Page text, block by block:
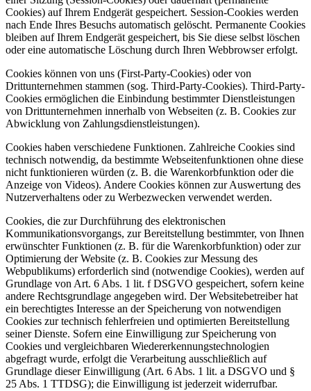
Cookies) auf Ihrem Endgerät gespeichert. Session-Cookies werden
nach Ende Ihres Besuchs automatisch gelöscht. Permanente Cookies
bleiben auf Ihrem Endgerät gespeichert, bis Sie diese selbst löschen
oder eine automatische Löschung durch Ihren Webbrowser erfolgt.
Cookies können von uns (First-Party-Cookies) oder von
Drittunternehmen stammen (sog. Third-Party-Cookies). Third-Party-
Cookies ermöglichen die Einbindung bestimmter Dienstleistungen
von Drittunternehmen innerhalb von Webseiten (z. B. Cookies zur
Abwicklung von Zahlungsdienstleistungen).
Cookies haben verschiedene Funktionen. Zahlreiche Cookies sind
technisch notwendig, da bestimmte Webseitenfunktionen ohne diese
nicht funktionieren würden (z. B. die Warenkorbfunktion oder die
Anzeige von Videos). Andere Cookies können zur Auswertung des
Nutzerverhaltens oder zu Werbezwecken verwendet werden.
Cookies, die zur Durchführung des elektronischen
Kommunikationsvorgangs, zur Bereitstellung bestimmter, von Ihnen
erwünschter Funktionen (z. B. für die Warenkorbfunktion) oder zur
Optimierung der Website (z. B. Cookies zur Messung des
Webpublikums) erforderlich sind (notwendige Cookies), werden auf
Grundlage von Art. 6 Abs. 1 lit. f DSGVO gespeichert, sofern keine
andere Rechtsgrundlage angegeben wird. Der Websitebetreiber hat
ein berechtigtes Interesse an der Speicherung von notwendigen
Cookies zur technisch fehlerfreien und optimierten Bereitstellung
seiner Dienste. Sofern eine Einwilligung zur Speicherung von
Cookies und vergleichbaren Wiedererkennungstechnologien
abgefragt wurde, erfolgt die Verarbeitung ausschließlich auf
Grundlage dieser Einwilligung (Art. 6 Abs. 1 lit. a DSGVO und §
25 Abs. 1 TTDSG); die Einwilligung ist jederzeit widerrufbar.